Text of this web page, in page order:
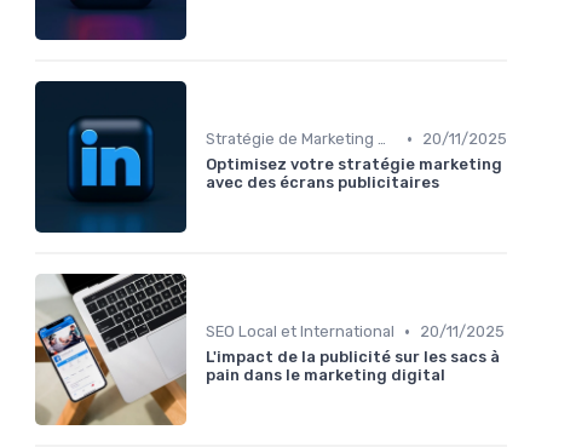
Stratégie de Marketing Digital •
20/11/2025
Optimisez votre stratégie marketing
avec des écrans publicitaires
SEO Local et International •
20/11/2025
L'impact de la publicité sur les sacs à
pain dans le marketing digital